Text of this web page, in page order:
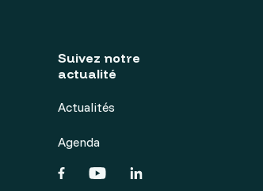
Suivez notre
actualité
Actualités
Agenda